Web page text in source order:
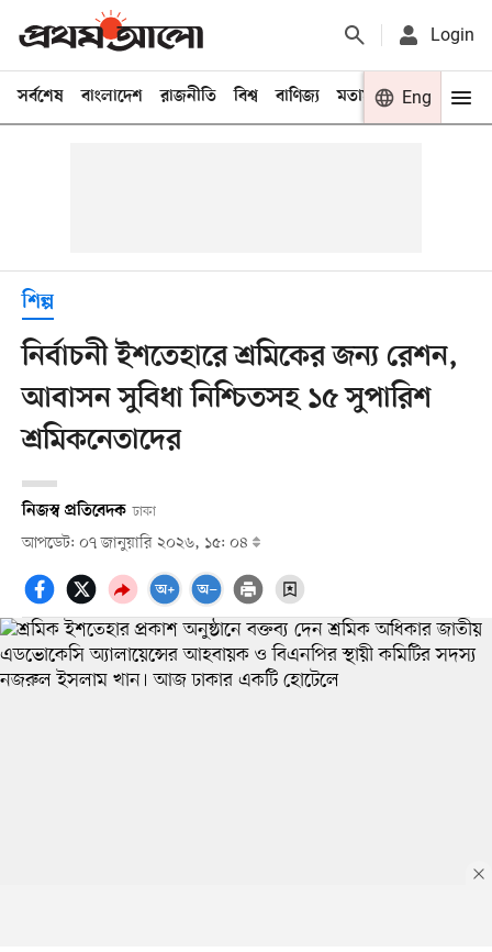
Login
সর্বশেষ বাংলাদেশ রাজনীতি বিশ্ব বাণিজ্য মতামত খেলা
Eng
শিল্প
নির্বাচনী ইশতেহারে শ্রমিকের জন্য রেশন,
আবাসন সুবিধা নিশ্চিতসহ ১৫ সুপারিশ
শ্রমিকনেতাদের
নিজস্ব প্রতিবেদক ঢাকা
আপডেট: ০৭ জানুয়ারি ২০২৬, ১৫: ০৪